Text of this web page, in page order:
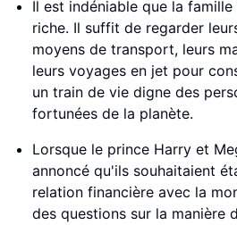
Il est indéniable que la
riche. Il suffit de regarder
moyens de transport, leurs
leurs voyages en jet pour
un train de vie digne des
fortunées de la planète.
Lorsque le prince Harry et
annoncé qu'ils souhaitaient
relation financière avec la
des questions sur la manière